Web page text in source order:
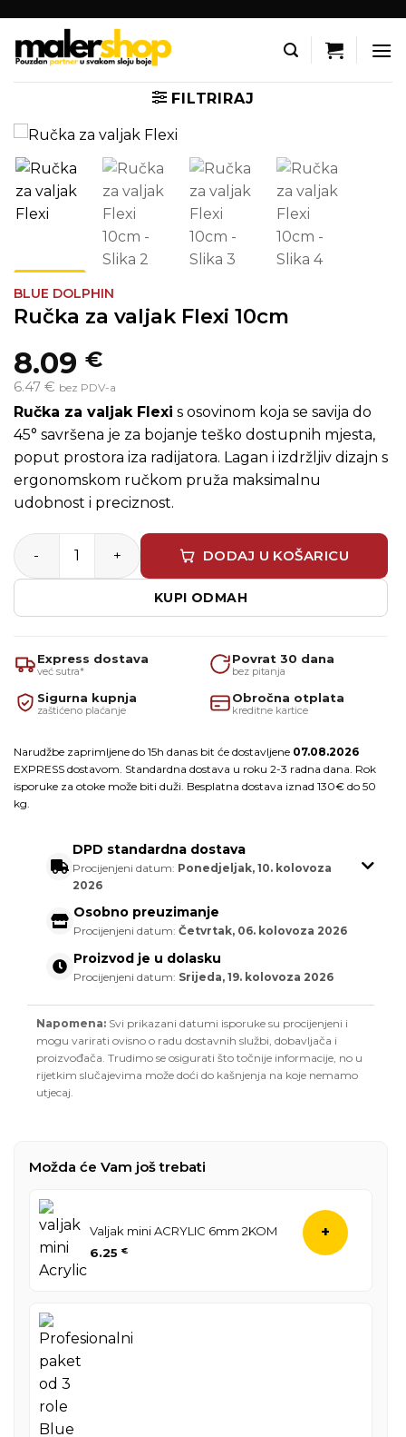
content
FILTRIRAJ
BLUE DOLPHIN
Ručka za valjak Flexi 10cm
8.09 €
6.47 € bez PDV-a
Ručka za valjak Flexi s osovinom koja se savija do
45° savršena je za bojanje teško dostupnih mjesta,
poput prostora iza radijatora. Lagan i izdržljiv dizajn s
ergonomskom ručkom pruža maksimalnu
udobnost i preciznost.
Ručka za valjak Flexi 10cm količina
DODAJ U KOŠARICU
KUPI ODMAH
Express dostava
već sutra*
Povrat 30 dana
bez pitanja
Sigurna kupnja
zaštićeno plaćanje
Obročna otplata
kreditne kartice
Narudžbe zaprimljene do 15h danas bit će dostavljene 07.08.2026
EXPRESS dostavom. Standardna dostava u roku 2-3 radna dana. Rok
isporuke za otoke može biti duži. Besplatna dostava iznad 130€ do 50
kg.
DPD standardna dostava
Procijenjeni datum: Ponedjeljak, 10. kolovoza
2026
Osobno preuzimanje
Procijenjeni datum: Četvrtak, 06. kolovoza 2026
Proizvod je u dolasku
Procijenjeni datum: Srijeda, 19. kolovoza 2026
Napomena: Svi prikazani datumi isporuke su procijenjeni i
mogu varirati ovisno o radu dostavnih službi, dobavljača i
proizvođača. Trudimo se osigurati što točnije informacije, no u
rijetkim slučajevima može doći do kašnjenja na koje nemamo
utjecaj.
Možda će Vam još trebati
Valjak mini ACRYLIC 6mm 2KOM
6.25 €
+